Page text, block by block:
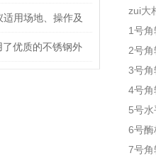
用场地、操作及
优质的不锈钢外
zui大
1号
2号
3号
4号
5号
6号
7号